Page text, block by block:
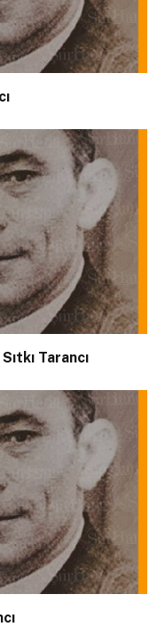
Tarancı